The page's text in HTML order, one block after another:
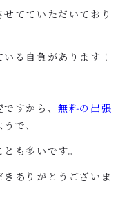
てていただいており
る自負があります！
ですから、無料の出張
で、
も多いです。
ありがとうございま